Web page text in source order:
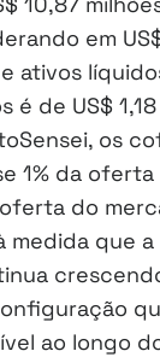
em
ativos
de US$ 1,18
os
1% da oferta
do
medida que
ao longo